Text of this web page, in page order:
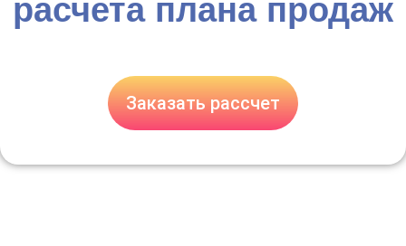
расчета плана продаж
Заказать рассчет